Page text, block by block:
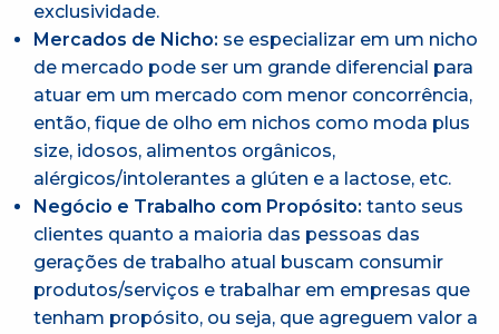
exclusividade.
Mercados de Nicho: se especializar em um nicho
de mercado pode ser um grande diferencial para
atuar em um mercado com menor concorrência,
então, fique de olho em nichos como moda plus
size, idosos, alimentos orgânicos,
alérgicos/intolerantes a glúten e a lactose, etc.
Negócio e Trabalho com Propósito: tanto seus
clientes quanto a maioria das pessoas das
gerações de trabalho atual buscam consumir
produtos/serviços e trabalhar em empresas que
tenham propósito, ou seja, que agreguem valor a